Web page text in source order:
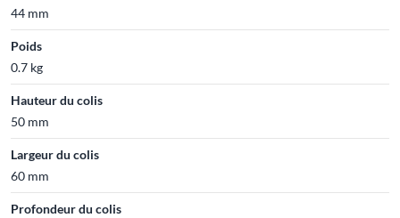
44 mm
Poids
0.7 kg
Hauteur du colis
50 mm
Largeur du colis
60 mm
Profondeur du colis